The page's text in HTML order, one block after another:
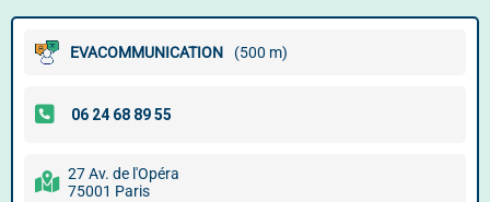
EVACOMMUNICATION (500 m)
27 Av. de l'Opéra
75001 Paris